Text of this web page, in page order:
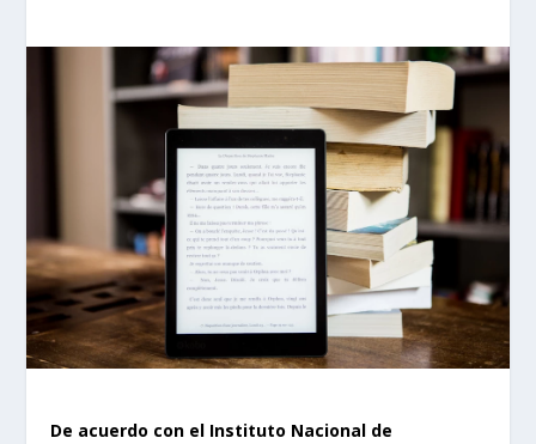
De acuerdo con el Instituto Nacional de